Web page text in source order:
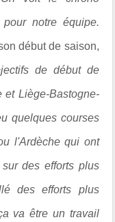
notre équipe.
début de saison,
de début de
et Liège-Bastogne-
quelques courses
l'Ardèche qui ont
des efforts plus
des efforts plus
va être un travail